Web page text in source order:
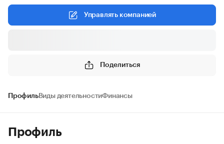
Управлять компанией
Поделиться
ПрофильВиды деятельностиФинансы
Профиль